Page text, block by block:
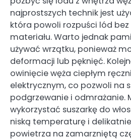
najprostszych technik jest
która powoli rozpuści lód bez
materiału. Warto jednak
używać wrzątku, ponieważ
deformacji lub pęknięć.
owinięcie węża ciepłym
elektrycznym, co pozwoli na
podgrzewanie i odmrażanie.
wykorzystać suszarkę do
niską temperaturę i
powietrza na zamarzniętą